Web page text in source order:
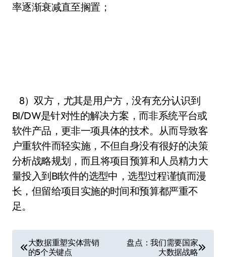
率逐渐衰减直至搁置；
8）双方，尤其是用户方，没有充分认识到
BI/DW是针对性的解决方案，而非系统平台或
软件产品，更非一项具体的技术。从而导致客
户重软件而轻实施，不但自身没有很好的决策
分析战略规划，而且将项目预算和人员精力大
量投入到BI软件的选型中，选型过程谨慎而漫
长，但留给项目实施的时间和预算都严重不
足。
文大数据重塑实体营销
的5个关键点
盘点：我们需要国家
大数据战略